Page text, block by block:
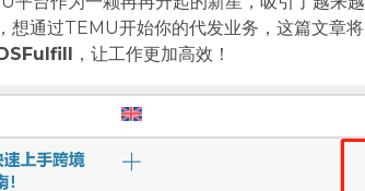
，想通过TEMU开始你的代发业务，这篇文章
，让工作更加高效！